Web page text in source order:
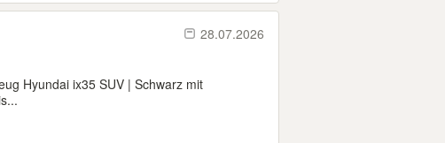
28.07.2026
Hyundai ix35 SUV | Schwarz mit